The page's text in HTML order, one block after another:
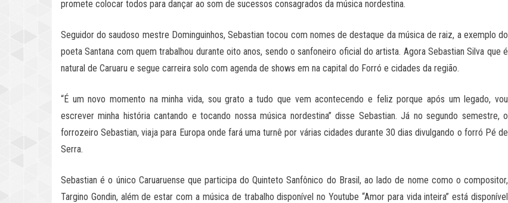
promete colocar todos para dançar ao som de sucessos consagrados da música nordestina.
Seguidor do saudoso mestre Dominguinhos, Sebastian tocou com nomes de destaque da música de raiz, a exemplo do
poeta Santana com quem trabalhou durante oito anos, sendo o sanfoneiro oficial do artista. Agora Sebastian Silva que é
natural de Caruaru e segue carreira solo com agenda de shows em na capital do Forró e cidades da região.
“É um novo momento na minha vida, sou grato a tudo que vem acontecendo e feliz porque após um legado, vou
escrever minha história cantando e tocando nossa música nordestina” disse Sebastian. Já no segundo semestre, o
forrozeiro Sebastian, viaja para Europa onde fará uma turnê por várias cidades durante 30 dias divulgando o forró Pé de
Serra.
Sebastian é o único Caruaruense que participa do Quinteto Sanfônico do Brasil, ao lado de nome como o compositor,
Targino Gondin, além de estar com a música de trabalho disponível no Youtube “Amor para vida inteira” está disponível